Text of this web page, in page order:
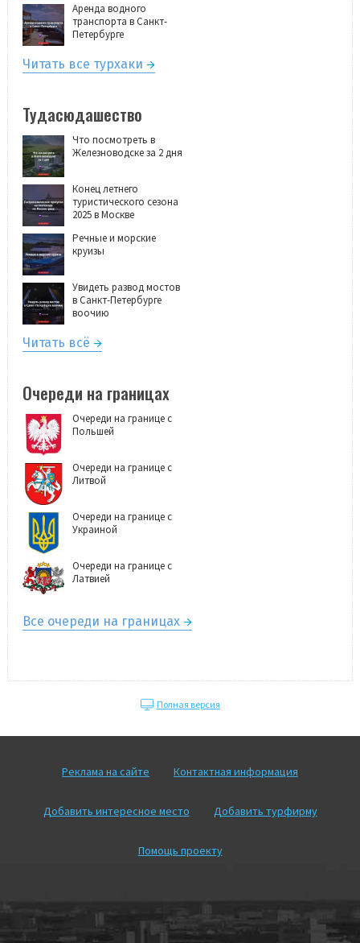
Аренда водного
транспорта в Санкт-
Петербурге
Читать все турхаки
Тудасюдашество
Что посмотреть в
Железноводске за 2 дня
Конец летнего
туристического сезона
2025 в Москве
Речные и морские
круизы
Увидеть развод мостов
в Санкт-Петербурге
воочию
Читать всё
Очереди на границах
Очереди на границе с
Польшей
Очереди на границе с
Литвой
Очереди на границе с
Украиной
Очереди на границе с
Латвией
Все очереди на границах
Полная версия
Реклама на сайте Контактная информация
Добавить интересное место Добавить турфирму
Помощь проекту